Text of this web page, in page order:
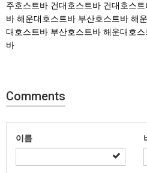
주호스트바 건대호스트바 건대호스트
바 해운대호스트바 부산호스트바 해
대호스트바 부산호스트바 해운대호스
바
Comments
이름